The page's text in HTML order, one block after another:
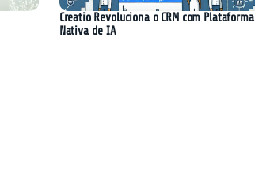
Creatio Revoluciona o CRM com Plataforma
Nativa de IA